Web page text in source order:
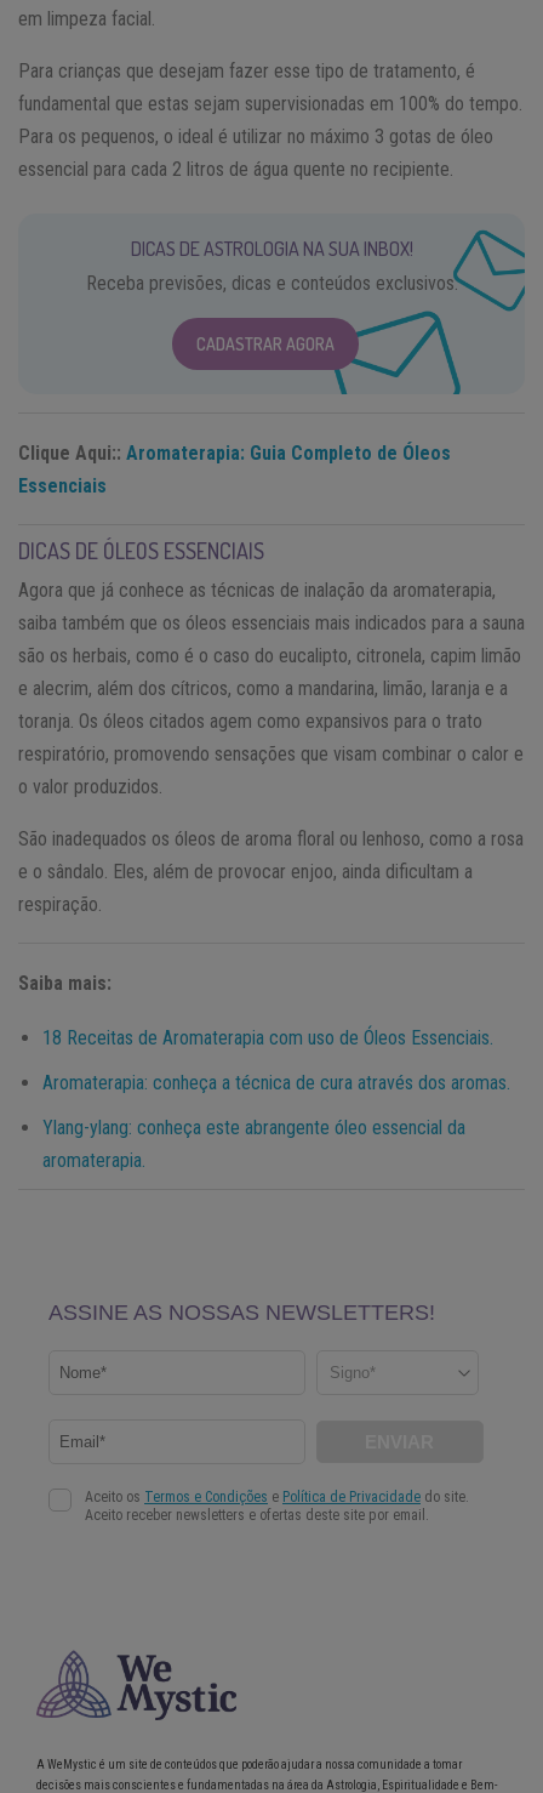
em limpeza facial.
Para crianças que desejam fazer esse tipo de tratamento, é
fundamental que estas sejam supervisionadas em 100% do tempo.
Para os pequenos, o ideal é utilizar no máximo 3 gotas de óleo
essencial para cada 2 litros de água quente no recipiente.
DICAS DE ASTROLOGIA NA SUA INBOX!
Receba previsões, dicas e conteúdos exclusivos.
CADASTRAR AGORA
Clique Aqui:: Aromaterapia: Guia Completo de Óleos
Essenciais
DICAS DE ÓLEOS ESSENCIAIS
Agora que já conhece as técnicas de inalação da aromaterapia,
saiba também que os óleos essenciais mais indicados para a sauna
são os herbais, como é o caso do eucalipto, citronela, capim limão
e alecrim, além dos cítricos, como a mandarina, limão, laranja e a
toranja. Os óleos citados agem como expansivos para o trato
respiratório, promovendo sensações que visam combinar o calor e
o valor produzidos.
São inadequados os óleos de aroma floral ou lenhoso, como a rosa
e o sândalo. Eles, além de provocar enjoo, ainda dificultam a
respiração.
Saiba mais:
18 Receitas de Aromaterapia com uso de Óleos Essenciais.
Aromaterapia: conheça a técnica de cura através dos aromas.
Ylang-ylang: conheça este abrangente óleo essencial da
aromaterapia.
A WeMystic é um site de conteúdos que poderão ajudar a nossa comunidade a tomar
decisões mais conscientes e fundamentadas na área da Astrologia, Espiritualidade e Bem-